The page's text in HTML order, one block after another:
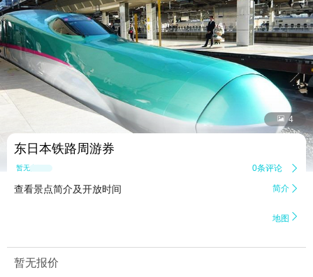
 4
东日本铁路周游券
暂无点评 0条评论 
查看景点简介及开放时间 简介 
地图 
暂无报价
